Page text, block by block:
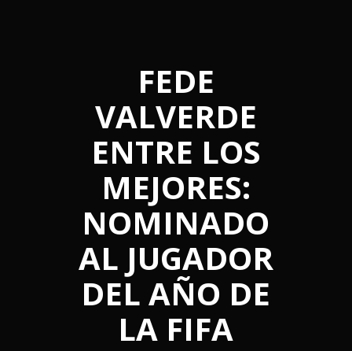
FEDE
VALVERDE
ENTRE LOS
MEJORES:
NOMINADO
AL JUGADOR
DEL AÑO DE
LA FIFA